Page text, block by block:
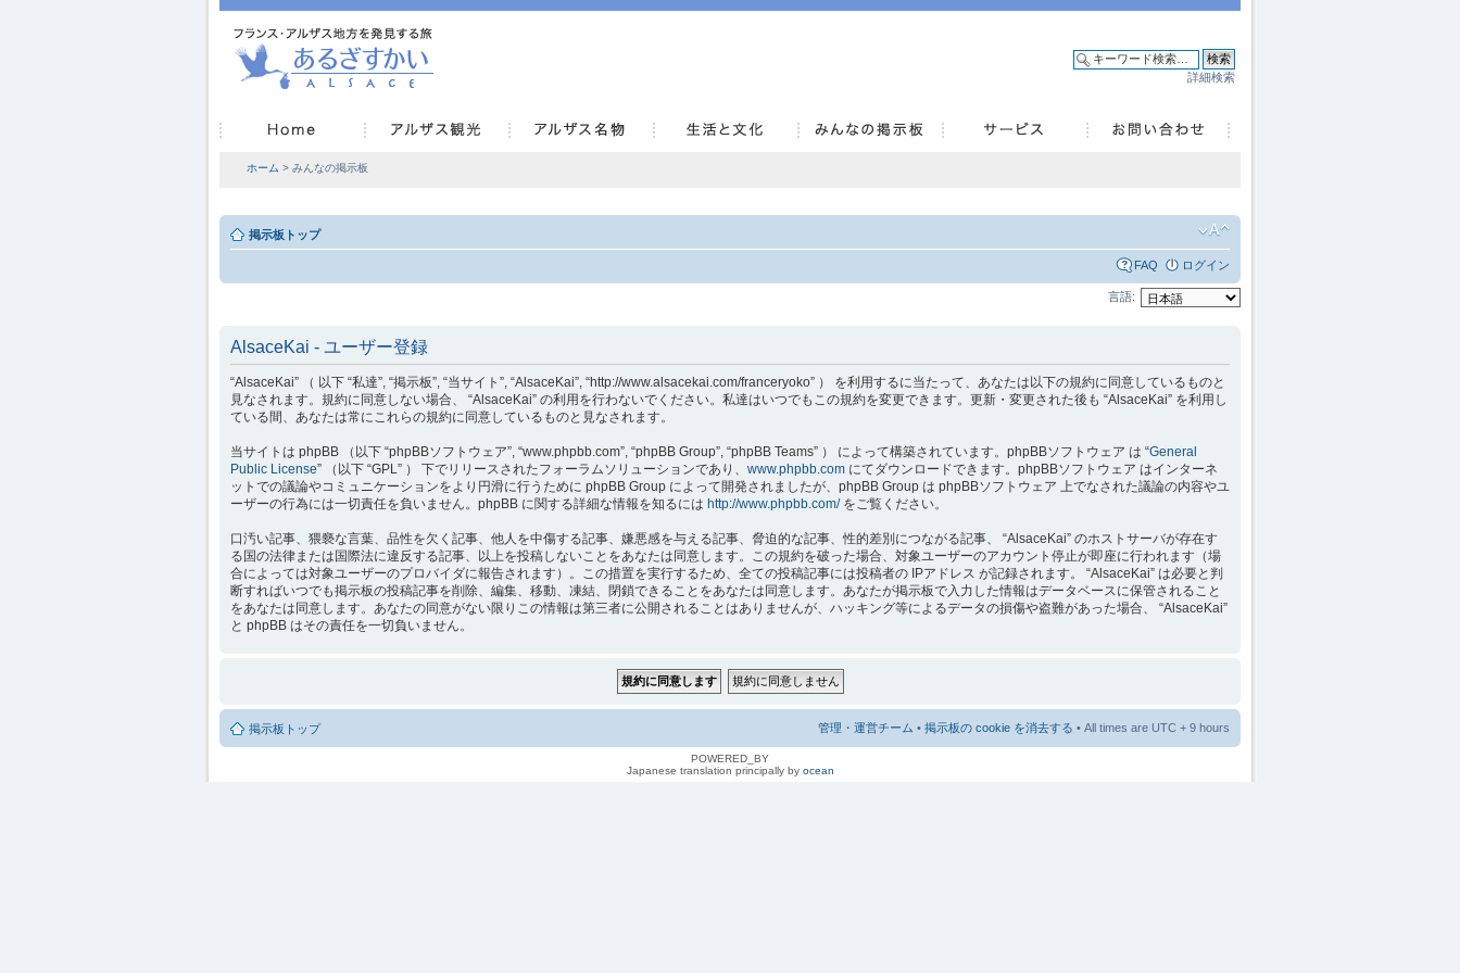
詳細検索
ホーム > みんなの掲示板
掲示板トップ
FAQ ログイン
言語:
AlsaceKai - ユーザー登録
“AlsaceKai” （ 以下 “私達”, “掲示板”, “当サイト”, “AlsaceKai”, “http://www.alsacekai.com/franceryoko” ） を利用するに当たって、あなたは以下の規約に同意しているものと
見なされます。規約に同意しない場合、 “AlsaceKai” の利用を行わないでください。私達はいつでもこの規約を変更できます。更新・変更された後も “AlsaceKai” を利用し
ている間、あなたは常にこれらの規約に同意しているものと見なされます。
当サイトは phpBB （以下 “phpBBソフトウェア”, “www.phpbb.com”, “phpBB Group”, “phpBB Teams” ） によって構築されています。phpBBソフトウェア は “General
Public License” （以下 “GPL” ） 下でリリースされたフォーラムソリューションであり、 www.phpbb.com にてダウンロードできます。phpBBソフトウェア はインターネ
ットでの議論やコミュニケーションをより円滑に行うために phpBB Group によって開発されましたが、phpBB Group は phpBBソフトウェア 上でなされた議論の内容やユ
ーザーの行為には一切責任を負いません。phpBB に関する詳細な情報を知るには http://www.phpbb.com/をご覧ください。
口汚い記事、猥褻な言葉、品性を欠く記事、他人を中傷する記事、嫌悪感を与える記事、脅迫的な記事、性的差別につながる記事、 “AlsaceKai” のホストサーバが存在す
る国の法律または国際法に違反する記事、以上を投稿しないことをあなたは同意します。この規約を破った場合、対象ユーザーのアカウント停止が即座に行われます（場
合によっては対象ユーザーのプロバイダに報告されます）。この措置を実行するため、全ての投稿記事には投稿者の IPアドレス が記録されます。 “AlsaceKai” は必要と判
断すればいつでも掲示板の投稿記事を削除、編集、移動、凍結、閉鎖できることをあなたは同意します。あなたが掲示板で入力した情報はデータベースに保管されること
をあなたは同意します。あなたの同意がない限りこの情報は第三者に公開されることはありませんが、ハッキング等によるデータの損傷や盗難があった場合、 “AlsaceKai”
と phpBB はその責任を一切負いません。
掲示板トップ 管理・運営チーム • 掲示板の cookie を消去する • All times are UTC + 9 hours
POWERED_BY
Japanese translation principally by ocean